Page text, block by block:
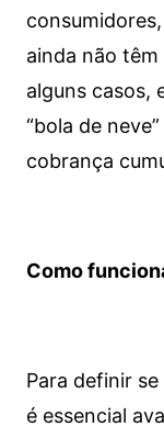
ainda não
alguns casos,
“bola de
cobrança
Como
Para definir
é essencial